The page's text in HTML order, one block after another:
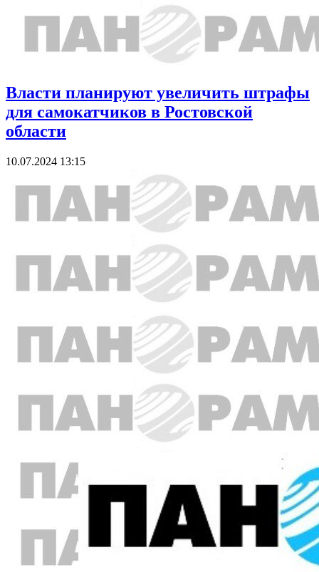
Власти планируют увеличить штрафы
для самокатчиков в Ростовской
области
10.07.2024 13:15